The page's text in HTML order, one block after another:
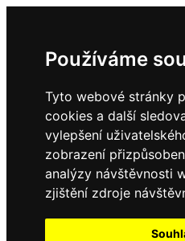
Používáme
Tyto webové stránky
cookies a další
vylepšení
zobrazení
analýzy návštěvnosti
zjištění zdroje